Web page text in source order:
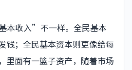
本收入”不一样。全民基本
钱；全民基本资本则更像给每
里面有一篮子资产，随着市场